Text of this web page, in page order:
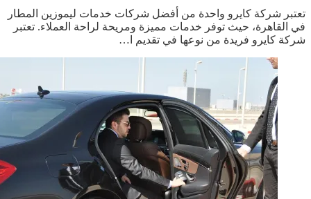
كايرو:
خدمة
شركة كايرو واحدة من أفضل شركات خدمات ليموزين المطار
القاهرة، حيث توفر خدمات مميزة ومريحة لراحة العملاء. تعتبر
كايرو فريدة من نوعها في تقديم ا…